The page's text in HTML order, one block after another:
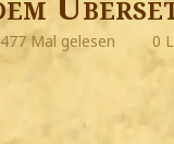
Mal gelesen 0